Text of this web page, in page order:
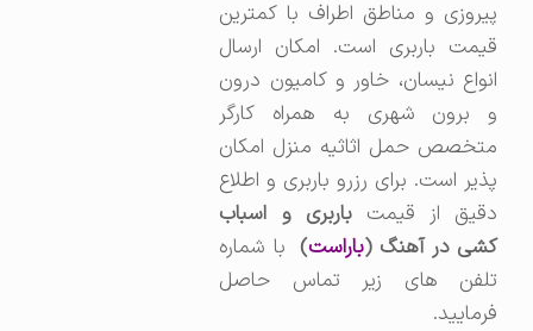
پیروزی و مناطق اطراف با کمترین
قیمت باربری است. امکان ارسال
انواع نیسان، خاور و کامیون درون
و برون شهری به همراه کارگر
متخصص حمل اثاثیه منزل امکان
پذیر است. برای رزرو باربری و اطلاع
دقیق از قیمتباربری و اسباب
کشی در آهنگ (باراست)با شماره
تلفن های زیر تماس حاصل
فرمایید.